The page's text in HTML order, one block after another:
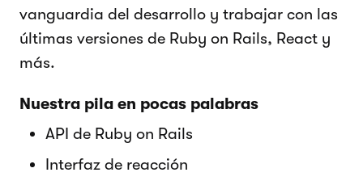
vanguardia del desarrollo y trabajar con las
últimas versiones de Ruby on Rails, React y
más.
Nuestra pila en pocas palabras
API de Ruby on Rails
Interfaz de reacción